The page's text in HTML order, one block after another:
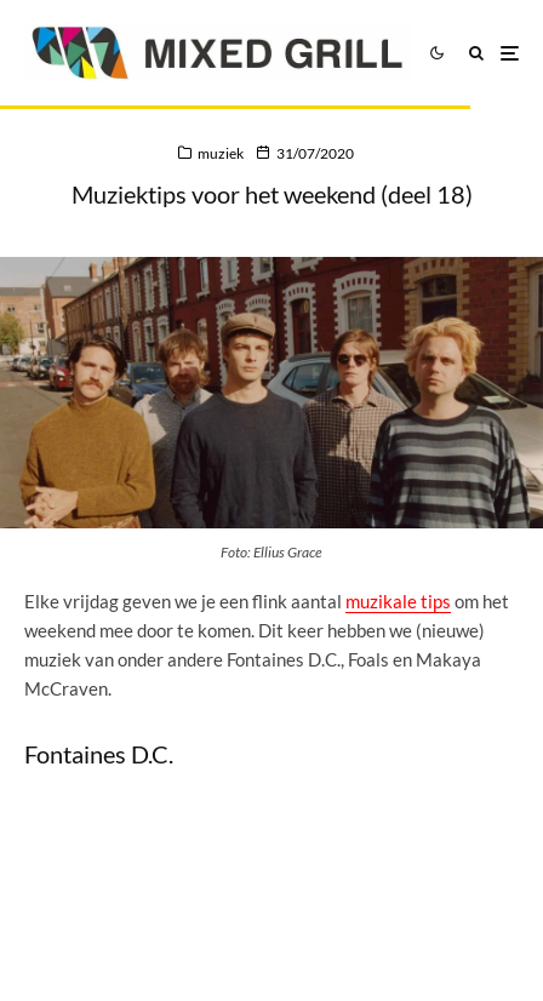
muziek 31/07/2020
Muziektips voor het weekend (deel 18)
Foto: Ellius Grace
Elke vrijdag geven we je een flink aantal muzikale tips om het
weekend mee door te komen. Dit keer hebben we (nieuwe)
muziek van onder andere Fontaines D.C., Foals en Makaya
McCraven.
Fontaines D.C.